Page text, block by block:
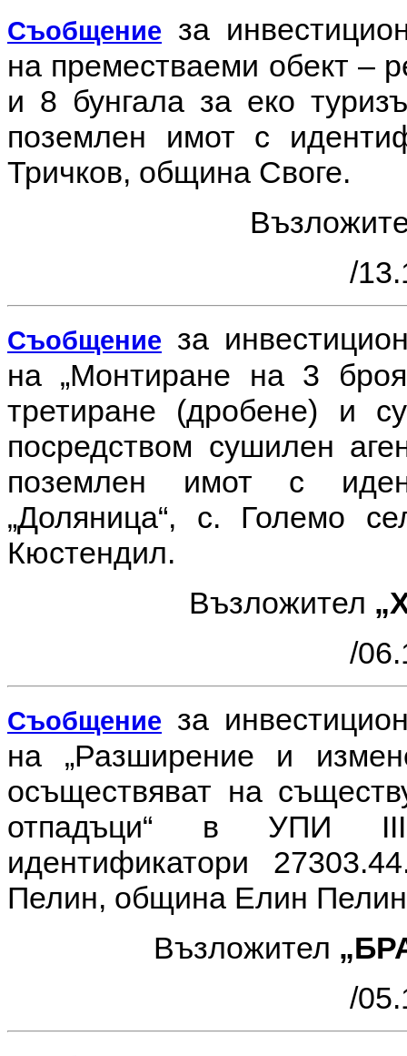
Съобщение
за
на преместваеми обект –
и 8 бунгала за еко
поземлен имот с
Тричков, община Своге.
/
Съобщение за
на „Монтиране на 3
третиране (дробене) и
посредством сушилен
поземлен имот с
„Доляница“, с. Големо
Кюстендил.
Възложител
/
Съобщение за
на „Разширение и
осъществяват на
отпадъци“ в УПИ
идентификатори
Пелин, община Елин
Възложител
/